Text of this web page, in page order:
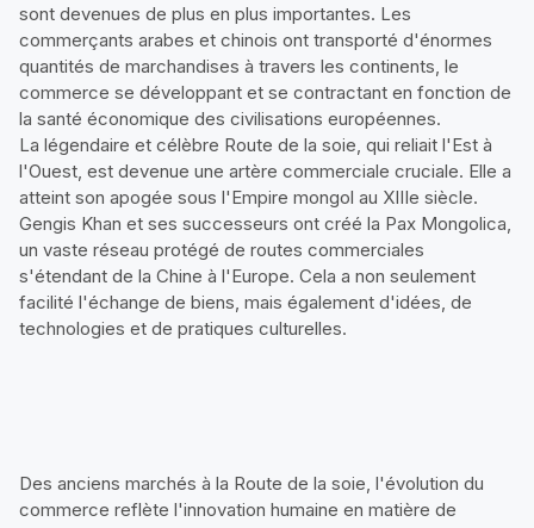
sont devenues de plus en plus importantes. Les
commerçants arabes et chinois ont transporté d'énormes
quantités de marchandises à travers les continents, le
commerce se développant et se contractant en fonction de
la santé économique des civilisations européennes.
La légendaire et célèbre Route de la soie, qui reliait l'Est à
l'Ouest, est devenue une artère commerciale cruciale. Elle a
atteint son apogée sous l'Empire mongol au XIIIe siècle.
Gengis Khan et ses successeurs ont créé la Pax Mongolica,
un vaste réseau protégé de routes commerciales
s'étendant de la Chine à l'Europe. Cela a non seulement
facilité l'échange de biens, mais également d'idées, de
technologies et de pratiques culturelles.
Des anciens marchés à la Route de la soie, l'évolution du
commerce reflète l'innovation humaine en matière de